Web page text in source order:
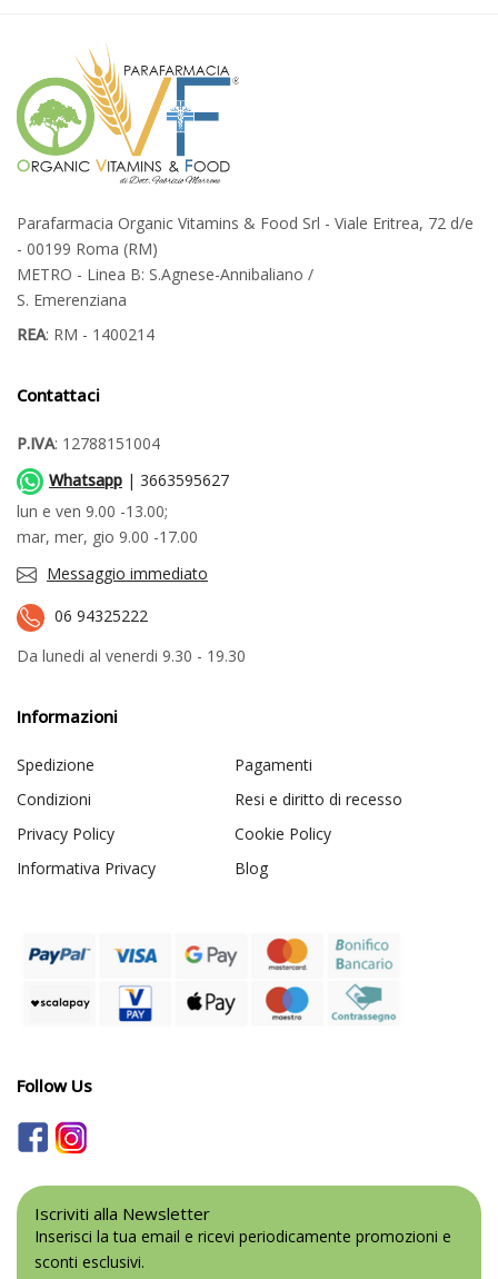
Parafarmacia Organic Vitamins & Food Srl - Viale Eritrea, 72 d/e
- 00199 Roma (RM)
METRO - Linea B: S.Agnese-Annibaliano /
S. Emerenziana
REA: RM - 1400214
Contattaci
P.IVA: 12788151004
Whatsapp | 3663595627
lun e ven 9.00 -13.00;
mar, mer, gio 9.00 -17.00
Messaggio immediato
06 94325222
Da lunedi al venerdi 9.30 - 19.30
Informazioni
Spedizione
Pagamenti
Condizioni
Resi e diritto di recesso
Privacy Policy
Cookie Policy
Informativa Privacy
Blog
Follow Us
Iscriviti alla Newsletter
Inserisci la tua email e ricevi periodicamente promozioni e
sconti esclusivi.